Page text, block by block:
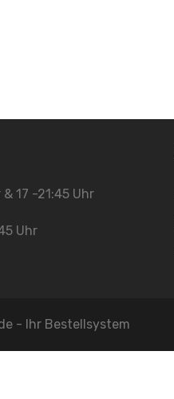
& 17 -21:45 Uhr
Uhr
- Ihr Bestellsystem